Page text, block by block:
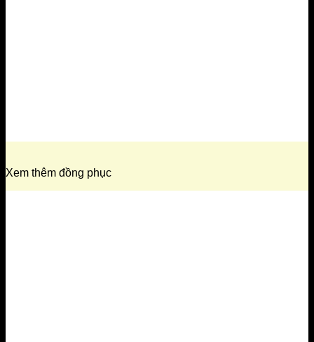
Xem thêm đồng phục